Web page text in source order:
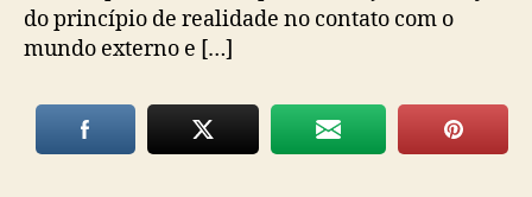
do princípio de realidade no contato com o
mundo externo e […]